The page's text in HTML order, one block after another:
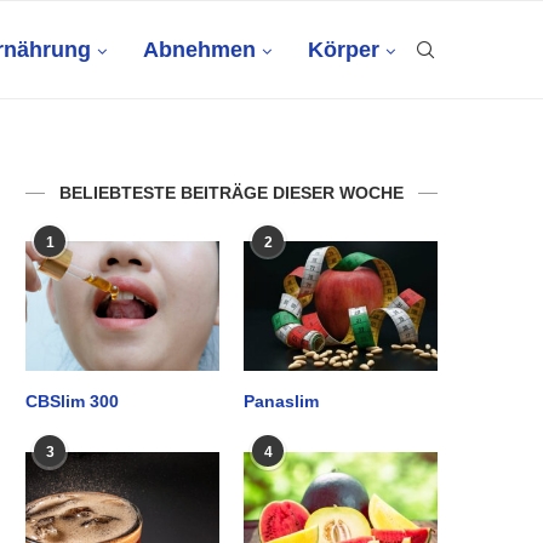
Abnehmen Körper
BELIEBTESTE BEITRÄGE DIESER WOCHE
1
CBSlim 300
2
Panaslim
3 4